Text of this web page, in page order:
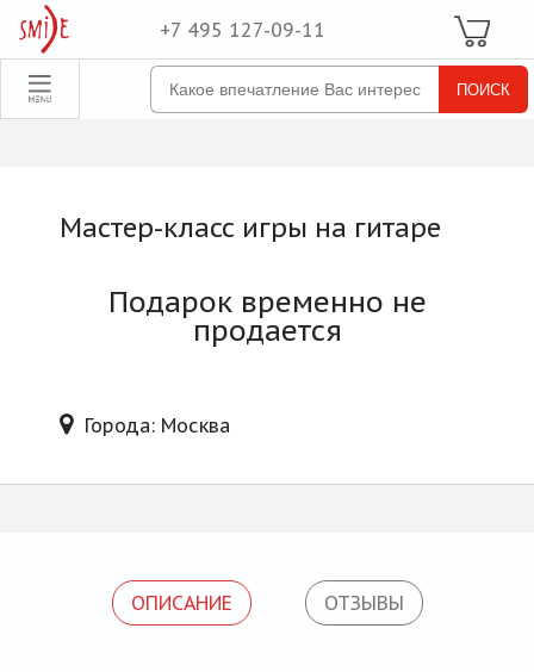
Для неё
набор
Для двоих
компании
+7 495 127-09-11 Ваша Корзина
Мастер-класс игры на гитаре
Подарок временно не
продается
Города: Москва
ОПИСАНИЕ ОТЗЫВЫ